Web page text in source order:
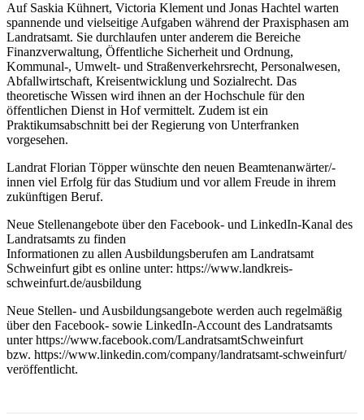
Auf Saskia Kühnert, Victoria Klement und Jonas Hachtel warten
spannende und vielseitige Aufgaben während der Praxisphasen am
Landratsamt. Sie durchlaufen unter anderem die Bereiche
Finanzverwaltung, Öffentliche Sicherheit und Ordnung,
Kommunal-, Umwelt- und Straßenverkehrsrecht, Personalwesen,
Abfallwirtschaft, Kreisentwicklung und Sozialrecht. Das
theoretische Wissen wird ihnen an der Hochschule für den
öffentlichen Dienst in Hof vermittelt. Zudem ist ein
Praktikumsabschnitt bei der Regierung von Unterfranken
vorgesehen.
Landrat Florian Töpper wünschte den neuen Beamtenanwärter/-
innen viel Erfolg für das Studium und vor allem Freude in ihrem
zukünftigen Beruf.
Neue Stellenangebote über den Facebook- und LinkedIn-Kanal des
Landratsamts zu finden
Informationen zu allen Ausbildungsberufen am Landratsamt
Schweinfurt gibt es online unter: https://www.landkreis-
schweinfurt.de/ausbildung
Neue Stellen- und Ausbildungsangebote werden auch regelmäßig
über den Facebook- sowie LinkedIn-Account des Landratsamts
unter https://www.facebook.com/LandratsamtSchweinfurt
bzw. https://www.linkedin.com/company/landratsamt-schweinfurt/
veröffentlicht.